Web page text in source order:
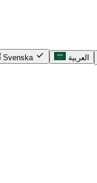
Svenska check العربية